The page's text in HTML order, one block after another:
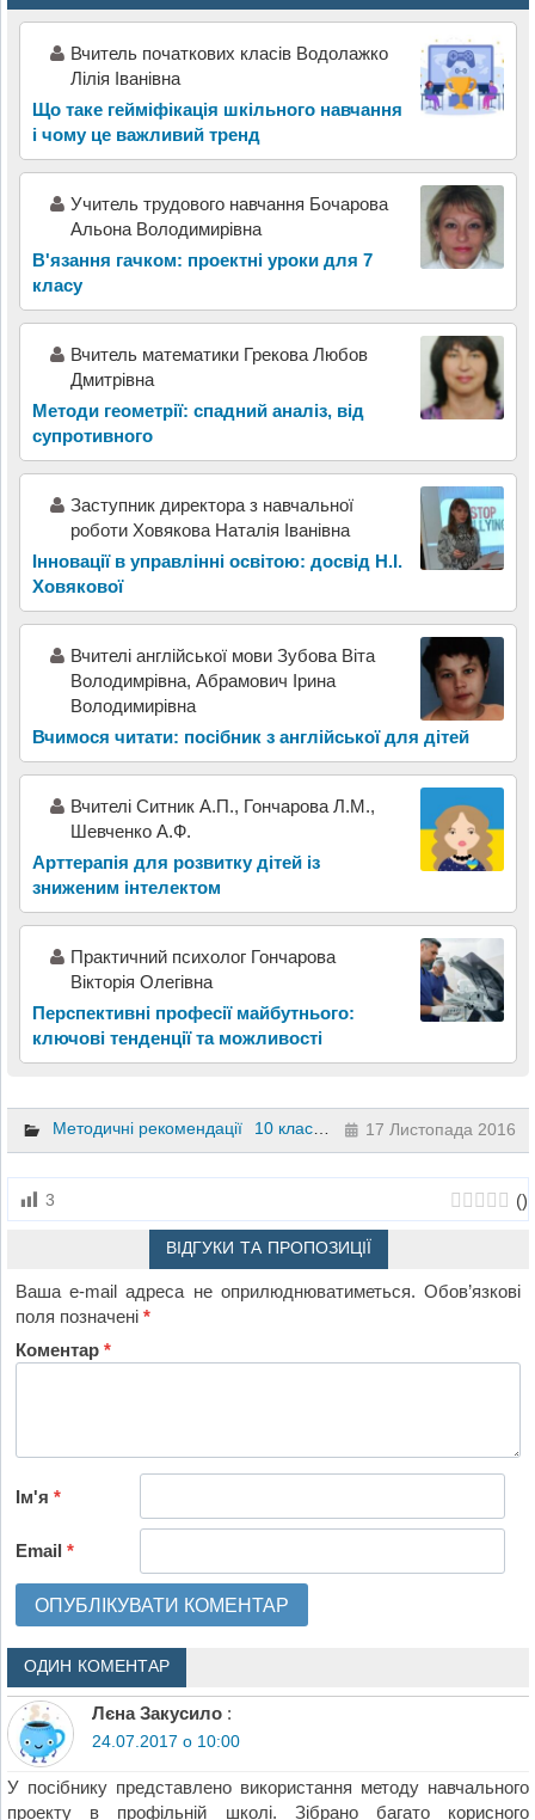
Вчитель початкових класів Водолажко
Лілія Іванівна
Що таке гейміфікація шкільного навчання
і чому це важливий тренд
Учитель трудового навчання Бочарова
Альона Володимирівна
В'язання гачком: проектні уроки для 7
класу
Вчитель математики Грекова Любов
Дмитрівна
Методи геометрії: спадний аналіз, від
супротивного
Заступник директора з навчальної
роботи Ховякова Наталія Іванівна
Інновації в управлінні освітою: досвід Н.І.
Ховякової
Вчителі англійської мови Зубова Віта
Володимрівна, Абрамович Ірина
Володимирівна
Вчимося читати: посібник з англійської для дітей
Вчителі Ситник А.П., Гончарова Л.М.,
Шевченко А.Ф.
Арттерапія для розвитку дітей із
зниженим інтелектом
Практичний психолог Гончарова
Вікторія Олегівна
Перспективні професії майбутнього:
ключові тенденції та можливості
Методичні рекомендації 10 клас 11 клас 8 клас 9 клас
17 Листопада 2016
3 ()
ВІДГУКИ ТА ПРОПОЗИЦІЇ
Ваша e-mail адреса не оприлюднюватиметься. Обов’язкові
поля позначені*
Коментар*
Ім'я*
Email*
ОДИН КОМЕНТАР
Лєна Закусило :
24.07.2017 о 10:00
У посібнику представлено використання методу навчального
проекту в профільній школі. Зібрано багато корисного